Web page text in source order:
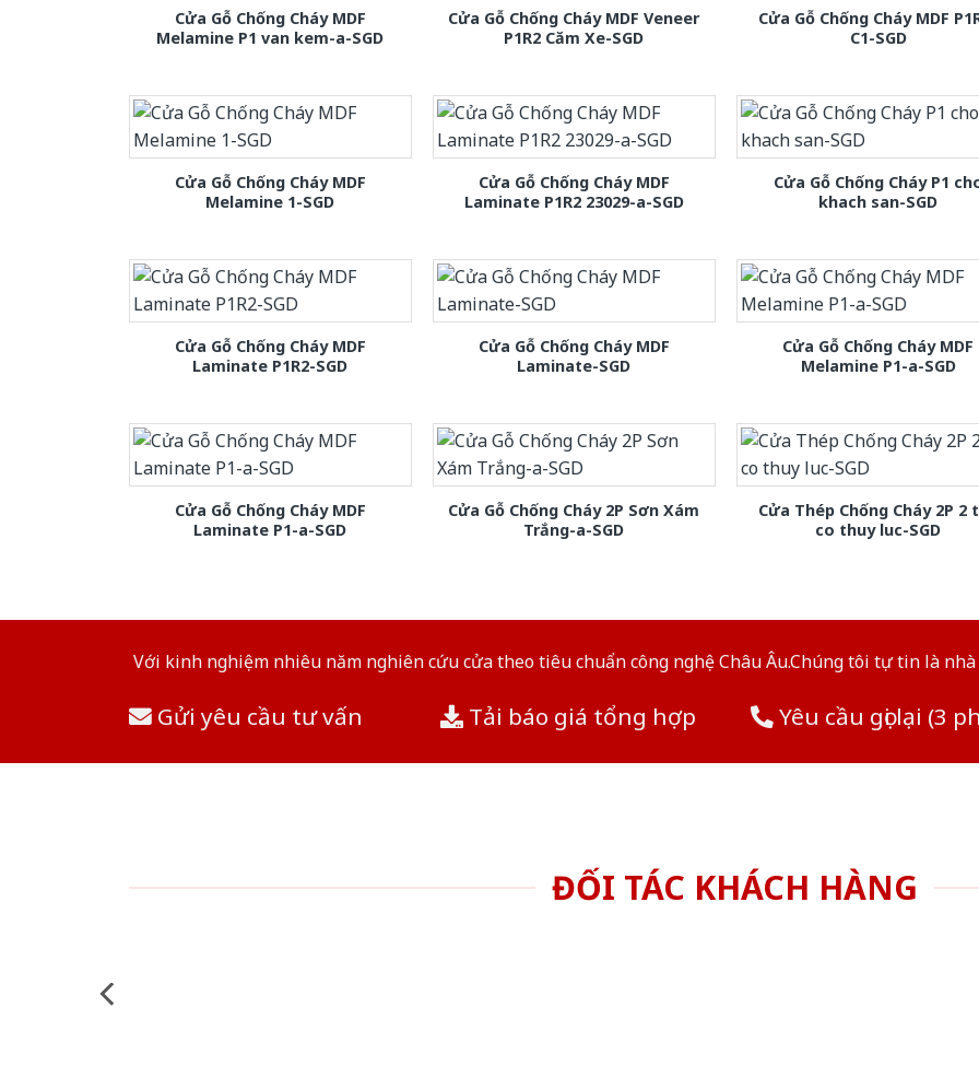
Cửa Gỗ Chống Cháy MDF
Melamine P1 van kem-a-SGD
Cửa Gỗ Chống Cháy MDF Veneer
P1R2 Căm Xe-SGD
Cửa Gỗ Chống Cháy MDF
C1-SGD
Cửa Gỗ Chống Cháy MDF
Melamine 1-SGD
Cửa Gỗ Chống Cháy MDF
Laminate P1R2 23029-a-SGD
Cửa Gỗ Chống Cháy P1
khach san-SGD
Cửa Gỗ Chống Cháy MDF
Laminate P1R2-SGD
Cửa Gỗ Chống Cháy MDF
Laminate-SGD
Cửa Gỗ Chống Cháy MDF
Melamine P1-a-SGD
Cửa Gỗ Chống Cháy MDF
Laminate P1-a-SGD
Cửa Gỗ Chống Cháy 2P Sơn Xám
Trắng-a-SGD
Cửa Thép Chống Cháy 2P 2
co thuy luc-SGD
Với kinh nghiệm nhiêu năm nghiên cứu cửa theo tiêu chuẩn công nghệ Châu Âu.Chúng tôi tự tin là
Gửi yêu cầu tư vấn Tải báo giá tổng hợp Yêu cầu gọi lại (3
ĐỐI TÁC KHÁCH HÀNG